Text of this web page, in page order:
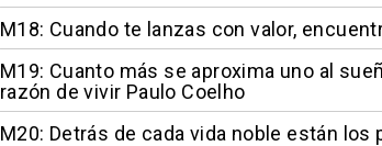
M18: Cuando te lanzas con valor,
M19: Cuanto más se aproxima uno al
razón de vivir Paulo Coelho
M20: Detrás de cada vida noble están